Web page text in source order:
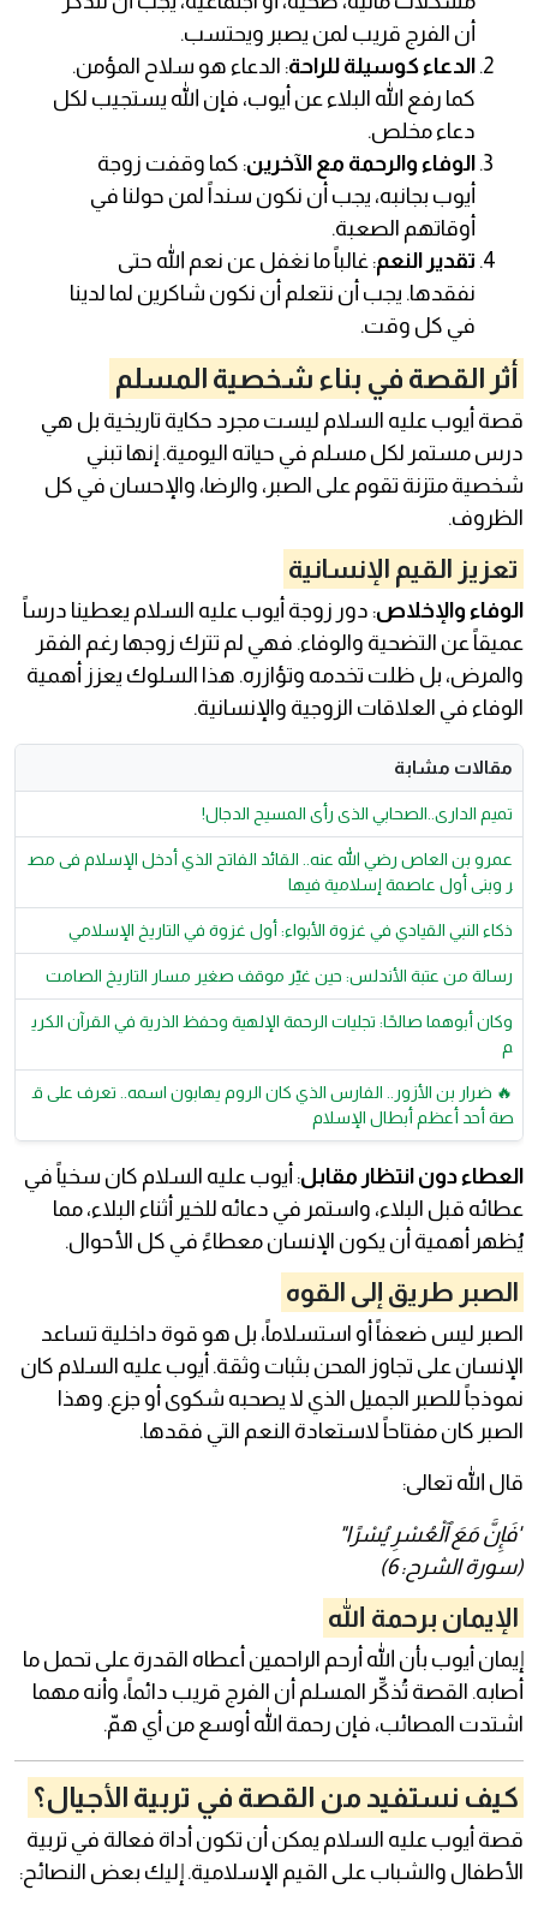
أن الفرج قريب لمن يصبر ويحتسب.
الدعاء كوسيلة للراحة: الدعاء هو سلاح المؤمن.
كما رفع الله البلاء عن أيوب، فإن الله يستجيب لكل
دعاء مخلص.
الوفاء والرحمة مع الآخرين: كما وقفت زوجة
أيوب بجانبه، يجب أن نكون سنداً لمن حولنا في
أوقاتهم الصعبة.
تقدير النعم: غالباً ما نغفل عن نعم الله حتى
نفقدها. يجب أن نتعلم أن نكون شاكرين لما لدينا
في كل وقت.
أثر القصة في بناء شخصية المسلم
قصة أيوب عليه السلام ليست مجرد حكاية تاريخية بل هي
درس مستمر لكل مسلم في حياته اليومية. إنها تبني
شخصية متزنة تقوم على الصبر، والرضا، والإحسان في كل
الظروف.
تعزيز القيم الإنسانية
الوفاء والإخلاص: دور زوجة أيوب عليه السلام يعطينا درساً
عميقاً عن التضحية والوفاء. فهي لم تترك زوجها رغم الفقر
والمرض، بل ظلت تخدمه وتؤازره. هذا السلوك يعزز أهمية
الوفاء في العلاقات الزوجية والإنسانية.
مقالات مشابة
تميم الدارى..الصحابي الذى رأى المسيح الدجال!
عمرو بن العاص رضي الله عنه.. القائد الفاتح الذي أدخل الإسلام فى مص
ر وبنى أول عاصمة إسلامية فيها
ذكاء النبي القيادي في غزوة الأبواء: أول غزوة في التاريخ الإسلامي
رسالة من عتبة الأندلس: حين غيّر موقف صغير مسار التاريخ الصامت
وكان أبوهما صالحًا: تجليات الرحمة الإلهية وحفظ الذرية في القرآن الكري
م
🔥 ضرار بن الأزور.. الفارس الذي كان الروم يهابون اسمه.. تعرف على ق
صة أحد أعظم أبطال الإسلام
العطاء دون انتظار مقابل: أيوب عليه السلام كان سخياً في
عطائه قبل البلاء، واستمر في دعائه للخير أثناء البلاء، مما
يُظهر أهمية أن يكون الإنسان معطاءً في كل الأحوال.
الصبر طريق إلى القوه
الصبر ليس ضعفاً أو استسلاماً، بل هو قوة داخلية تساعد
الإنسان على تجاوز المحن بثبات وثقة. أيوب عليه السلام كان
نموذجاً للصبر الجميل الذي لا يصحبه شكوى أو جزع. وهذا
الصبر كان مفتاحاً لاستعادة النعم التي فقدها.
قال الله تعالى:
"فَإِنَّ مَعَ ٱلْعُسْرِ يُسْرًا"
(سورة الشرح: 6)
الإيمان برحمة الله
إيمان أيوب بأن الله أرحم الراحمين أعطاه القدرة على تحمل ما
أصابه. القصة تُذكِّر المسلم أن الفرج قريب دائماً، وأنه مهما
اشتدت المصائب، فإن رحمة الله أوسع من أي همّ.
كيف نستفيد من القصة في تربية الأجيال؟
قصة أيوب عليه السلام يمكن أن تكون أداة فعالة في تربية
الأطفال والشباب على القيم الإسلامية. إليك بعض النصائح: